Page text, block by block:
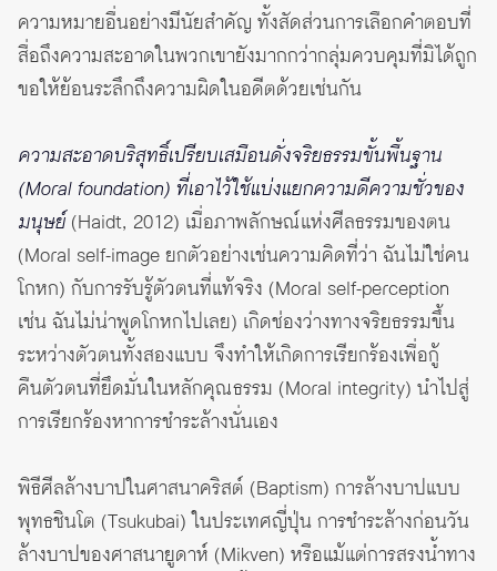
ความหมายอื่นอย่างมีนัยสำคัญ ทั้งสัดส่วนการเลือกคำตอบที่
สื่อถึงความสะอาดในพวกเขายังมากกว่ากลุ่มควบคุมที่มิได้ถูก
ขอให้ย้อนระลึกถึงความผิดในอดีตด้วยเช่นกัน
ความสะอาดบริสุทธิ์เปรียบเสมือนดั่งจริยธรรมขั้นพื้นฐาน
(Moral foundation) ที่เอาไว้ใช้แบ่งแยกความดีความชั่วของ
มนุษย์ (Haidt, 2012) เมื่อภาพลักษณ์แห่งศีลธรรมของตน
(Moral self-image ยกตัวอย่างเช่นความคิดที่ว่า ฉันไม่ใช่คน
โกหก) กับการรับรู้ตัวตนที่แท้จริง (Moral self-perception
เช่น ฉันไม่น่าพูดโกหกไปเลย) เกิดช่องว่างทางจริยธรรมขึ้น
ระหว่างตัวตนทั้งสองแบบ จึงทำให้เกิดการเรียกร้องเพื่อกู้
คืนตัวตนที่ยึดมั่นในหลักคุณธรรม (Moral integrity) นำไปสู่
การเรียกร้องหาการชำระล้างนั่นเอง
พิธีศีลล้างบาปในศาสนาคริสต์ (Baptism) การล้างบาปแบบ
พุทธชินโต (Tsukubai) ในประเทศญี่ปุ่น การชำระล้างก่อนวัน
ล้างบาปของศาสนายูดาห์ (Mikven) หรือแม้แต่การสรงน้ำทาง